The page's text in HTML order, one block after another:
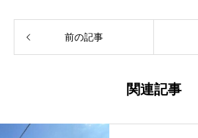
前の記事
関連記事